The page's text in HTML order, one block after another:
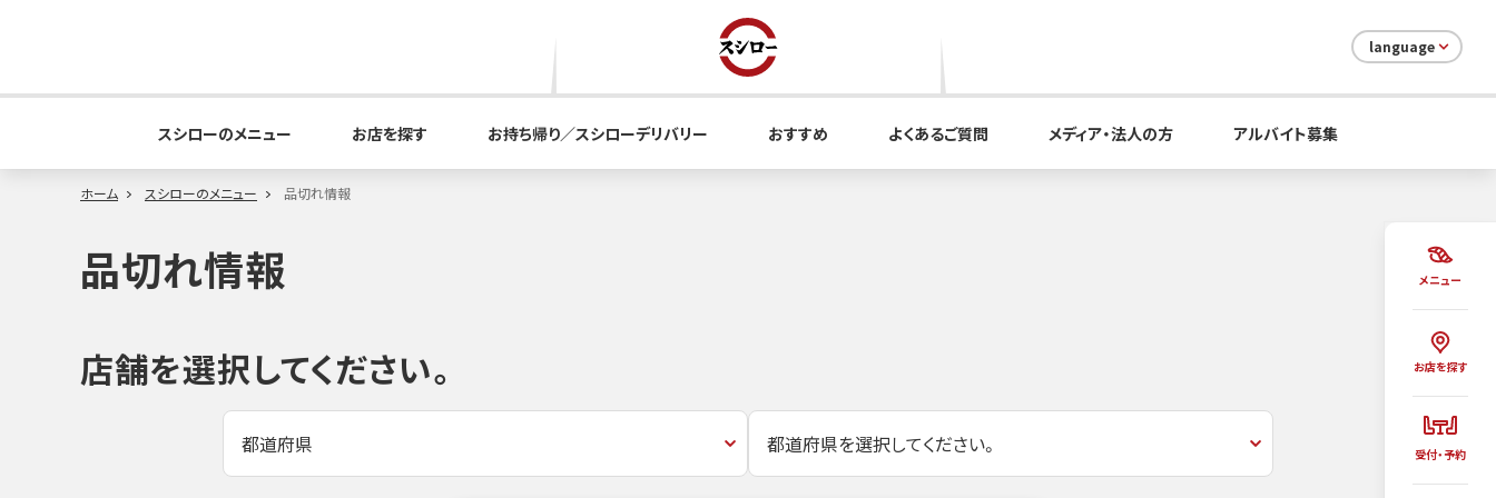
メニュー
お店を探す
受付・予約
language
スシローのメニュー お店を探す お持ち帰り／スシローデリバリー おすすめ よくあるご質問 メディア・法人の方 アルバイト募集
ホーム スシローのメニュー 品切れ情報
品切れ情報
店舗を選択してください。